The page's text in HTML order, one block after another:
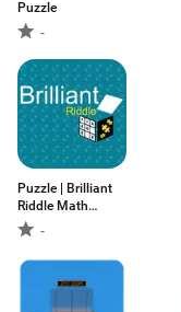
Puzzle
-
Puzzle | Brilliant
Riddle Math
Games
-